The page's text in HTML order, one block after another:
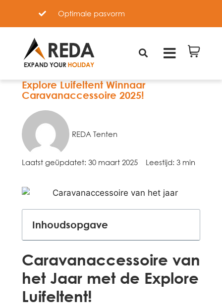
Optimale pasvorm
Explore Luifeltent Winnaar
Caravanaccessoire 2025!
REDA Tenten
Laatst geüpdatet: 30 maart 2025 Leestijd: 3 min
Inhoudsopgave
Caravanaccessoire van
het Jaar met de Explore
Luifeltent!